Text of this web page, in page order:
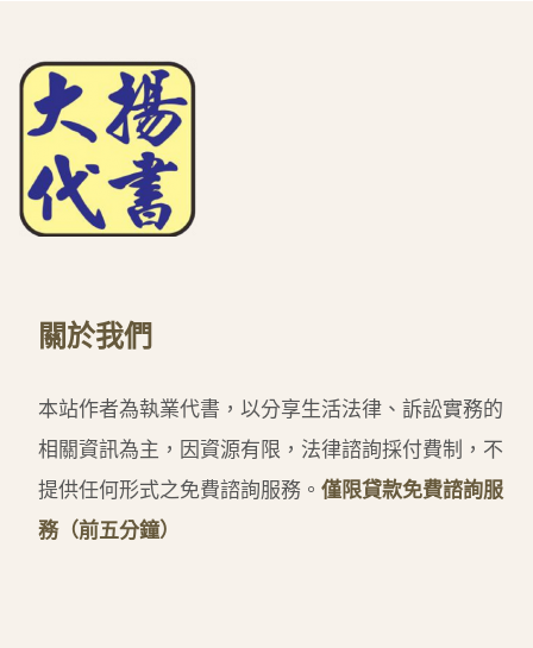
關於我們
本站作者為執業代書，以分享生活法律、訴訟實務的
相關資訊為主，因資源有限，法律諮詢採付費制，不
提供任何形式之免費諮詢服務。 僅限貸款免費諮詢服
務（前五分鐘）